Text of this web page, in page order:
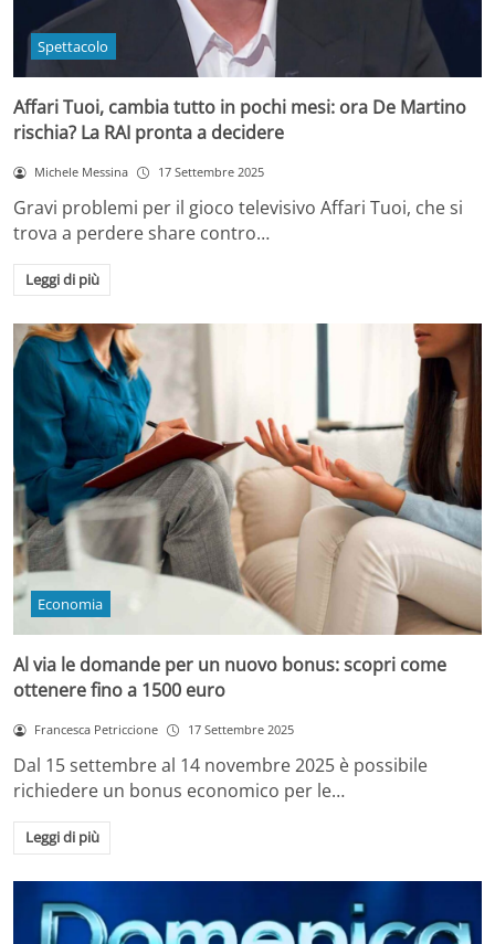
Spettacolo
Affari Tuoi, cambia tutto in pochi mesi: ora De Martino
rischia? La RAI pronta a decidere
Michele Messina 17 Settembre 2025
Gravi problemi per il gioco televisivo Affari Tuoi, che si
trova a perdere share contro…
Leggi di più
Economia
Al via le domande per un nuovo bonus: scopri come
ottenere fino a 1500 euro
Francesca Petriccione 17 Settembre 2025
Dal 15 settembre al 14 novembre 2025 è possibile
richiedere un bonus economico per le…
Leggi di più